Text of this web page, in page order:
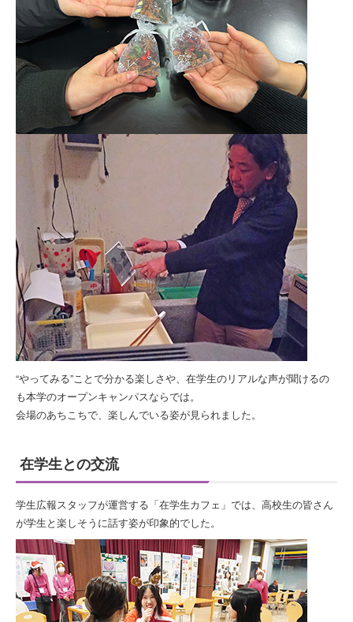
“やってみる”ことで分かる楽しさや、在学生のリアルな声が聞けるの
も本学のオープンキャンパスならでは。
会場のあちこちで、楽しんでいる姿が見られました。
在学生との交流
学生広報スタッフが運営する「在学生カフェ」では、高校生の皆さん
が学生と楽しそうに話す姿が印象的でした。